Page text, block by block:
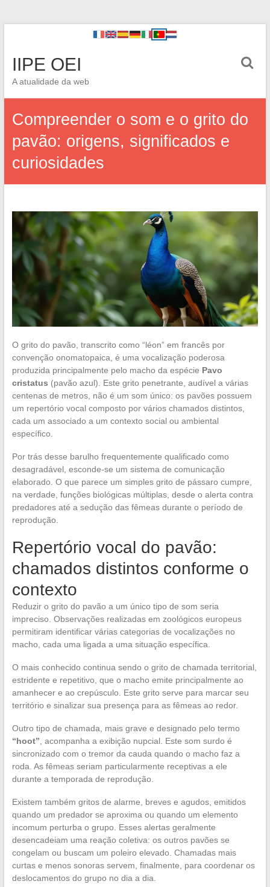
IIPE OEI
A atualidade da web
Compreender o som e o grito do
pavão: origens, significados e
curiosidades
O grito do pavão, transcrito como “léon” em francês por
convenção onomatopaica, é uma vocalização poderosa
produzida principalmente pelo macho da espécie Pavo
cristatus (pavão azul). Este grito penetrante, audível a várias
centenas de metros, não é um som único: os pavões possuem
um repertório vocal composto por vários chamados distintos,
cada um associado a um contexto social ou ambiental
específico.
Por trás desse barulho frequentemente qualificado como
desagradável, esconde-se um sistema de comunicação
elaborado. O que parece um simples grito de pássaro cumpre,
na verdade, funções biológicas múltiplas, desde o alerta contra
predadores até a sedução das fêmeas durante o período de
reprodução.
Repertório vocal do pavão:
chamados distintos conforme o
contexto
Reduzir o grito do pavão a um único tipo de som seria
impreciso. Observações realizadas em zoológicos europeus
permitiram identificar várias categorias de vocalizações no
macho, cada uma ligada a uma situação específica.
O mais conhecido continua sendo o grito de chamada territorial,
estridente e repetitivo, que o macho emite principalmente ao
amanhecer e ao crepúsculo. Este grito serve para marcar seu
território e sinalizar sua presença para as fêmeas ao redor.
Outro tipo de chamada, mais grave e designado pelo termo
“hoot” , acompanha a exibição nupcial. Este som surdo é
sincronizado com o tremor da cauda quando o macho faz a
roda. As fêmeas seriam particularmente receptivas a ele
durante a temporada de reprodução.
Existem também gritos de alarme, breves e agudos, emitidos
quando um predador se aproxima ou quando um elemento
incomum perturba o grupo. Esses alertas geralmente
desencadeiam uma reação coletiva: os outros pavões se
congelam ou buscam um poleiro elevado. Chamadas mais
curtas e menos sonoras servem, finalmente, para coordenar os
deslocamentos do grupo no dia a dia.